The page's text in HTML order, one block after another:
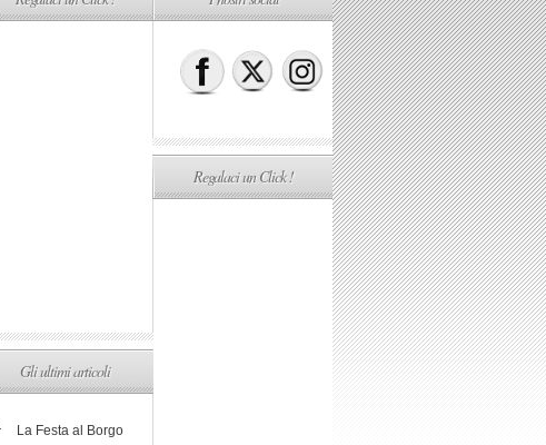
Gli ultimi articoli
La Festa al Borgo
Regalaci un Click !